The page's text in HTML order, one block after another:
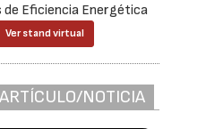
de Eficiencia Energética
Ver stand virtual
NOTICIA